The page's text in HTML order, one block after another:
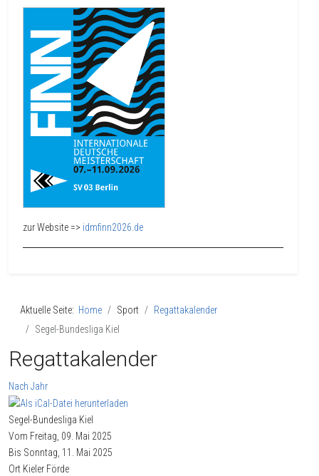
zur Website => idmfinn2026.de
Aktuelle Seite: Home Sport
Regattakalender
Segel-Bundesliga Kiel
Regattakalender
Nach Jahr
Segel-Bundesliga Kiel
Vom Freitag, 09. Mai 2025
Bis Sonntag, 11. Mai 2025
Ort Kieler Förde